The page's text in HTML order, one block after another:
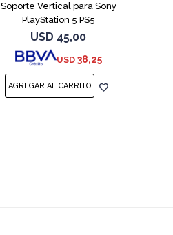
Soporte Vertical para Sony
PlayStation 5 PS5
USD 45,00
USD 38,25